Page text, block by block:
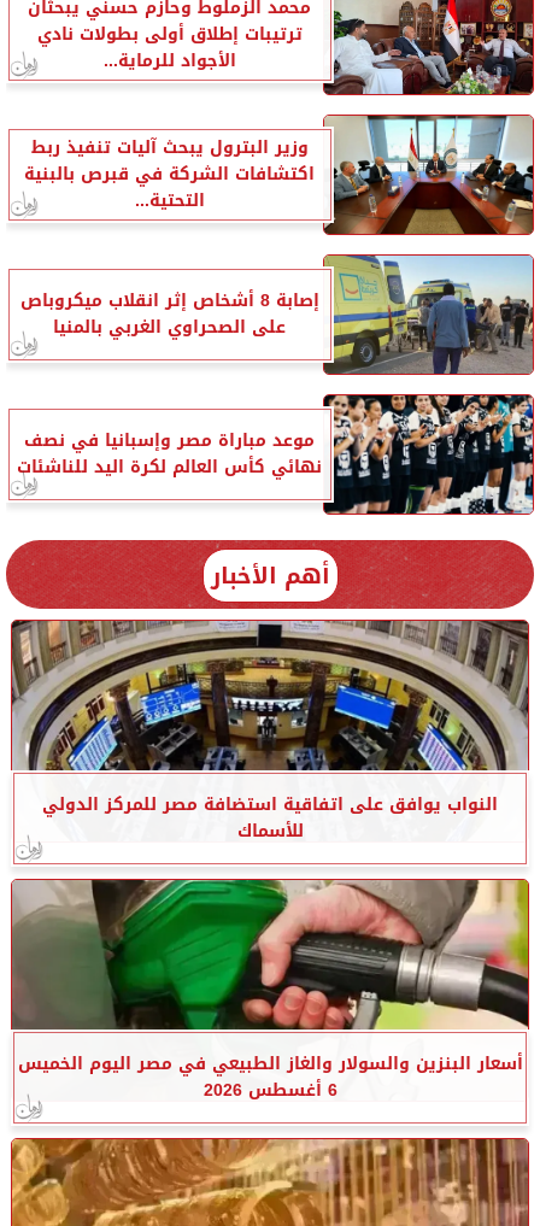
محمد الزملوط وحازم حسني يبحثان
ترتيبات إطلاق أولى بطولات نادي
الأجواد للرماية...
وزير البترول يبحث آليات تنفيذ ربط
اكتشافات الشركة في قبرص بالبنية
التحتية...
إصابة 8 أشخاص إثر انقلاب ميكروباص
على الصحراوي الغربي بالمنيا
موعد مباراة مصر وإسبانيا في نصف
نهائي كأس العالم لكرة اليد للناشئات
أهم الأخبار
النواب يوافق على اتفاقية استضافة مصر للمركز الدولي
للأسماك
أسعار البنزين والسولار والغاز الطبيعي في مصر اليوم الخميس
6 أغسطس 2026